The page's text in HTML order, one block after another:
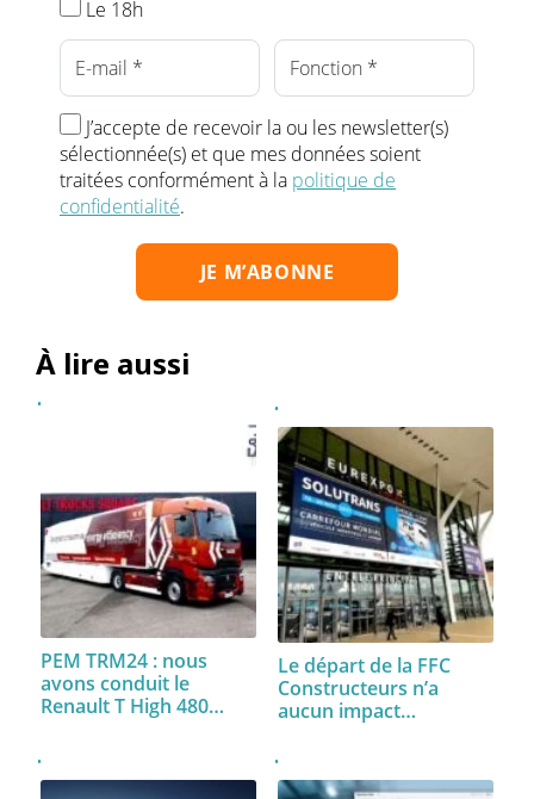
Le 18h
J’accepte de recevoir la ou les newsletter(s)
sélectionnée(s) et que mes données soient
traitées conformément à la politique de
confidentialité.
À lire aussi
PEM TRM24 : nous
avons conduit le
Renault T High 480…
Le départ de la FFC
Constructeurs n’a
aucun impact…